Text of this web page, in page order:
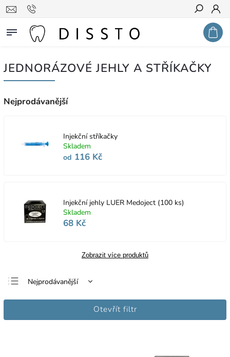
Hledat
JEDNORÁZOVÉ JEHLY A STŘÍKAČKY
Nejprodávanější
Injekční stříkačky
Skladem
od 116 Kč
Injekční jehly LUER Medoject (100 ks)
Skladem
68 Kč
Zobrazit více produktů
Nejprodávanější
Nejlevnější
Otevřít filtr